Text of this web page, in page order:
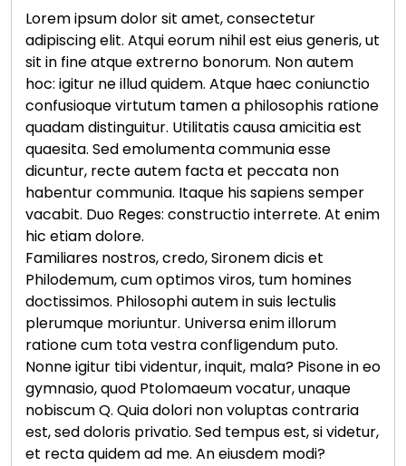
Lorem ipsum dolor sit amet, consectetur
adipiscing elit. Atqui eorum nihil est eius generis, ut
sit in fine atque extrerno bonorum. Non autem
hoc: igitur ne illud quidem. Atque haec coniunctio
confusioque virtutum tamen a philosophis ratione
quadam distinguitur. Utilitatis causa amicitia est
quaesita. Sed emolumenta communia esse
dicuntur, recte autem facta et peccata non
habentur communia. Itaque his sapiens semper
vacabit. Duo Reges: constructio interrete. At enim
hic etiam dolore.
Familiares nostros, credo, Sironem dicis et
Philodemum, cum optimos viros, tum homines
doctissimos. Philosophi autem in suis lectulis
plerumque moriuntur. Universa enim illorum
ratione cum tota vestra confligendum puto.
Nonne igitur tibi videntur, inquit, mala? Pisone in eo
gymnasio, quod Ptolomaeum vocatur, unaque
nobiscum Q. Quia dolori non voluptas contraria
est, sed doloris privatio. Sed tempus est, si videtur,
et recta quidem ad me. An eiusdem modi?